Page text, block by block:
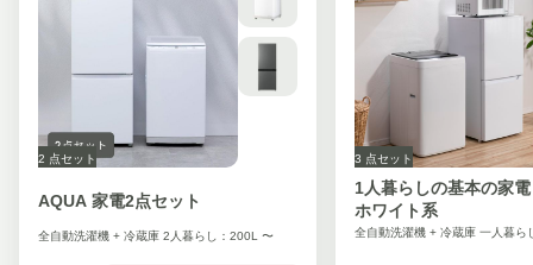
AQUA 家電2点セット
全自動洗濯機 + 冷蔵庫 2人暮らし：200L 〜
2 点セット
1人暮らしの基本の家
ホワイト系
3 点セット